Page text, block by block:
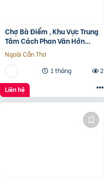
Chợ Bà Điểm , Khu Vực Trung
Tâm Cách Phan Văn Hớn
100m
Ngoài Cần Thơ
1 tháng
2
Liên hệ